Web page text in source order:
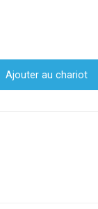
Ajouter au chariot